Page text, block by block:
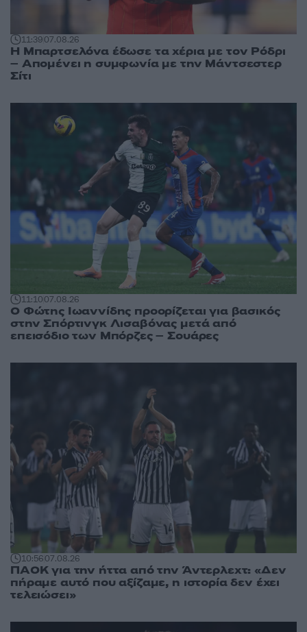
11:3907.08.26
Η Μπαρτσελόνα έδωσε τα χέρια με τον Ρόδρι
– Απομένει η συμφωνία με την Μάντσεστερ
Σίτι
11:1007.08.26
Ο Φώτης Ιωαννίδης προορίζεται για βασικός
στην Σπόρτινγκ Λισαβόνας μετά από
επεισόδιο των Μπόρζες – Σουάρες
10:5607.08.26
ΠΑΟΚ για την ήττα από την Άντερλεχτ: «Δεν
πήραμε αυτό που αξίζαμε, η ιστορία δεν έχει
τελειώσει»